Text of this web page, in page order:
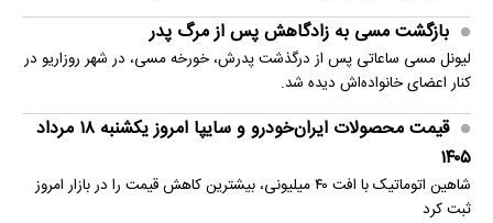
بازگشت مسی به زادگاهش پس از مرگ پدر
لیونل مسی ساعاتی پس از درگذشت پدرش، خورخه مسی، در شهر روزاریو در
کنار اعضای خانواده‌اش دیده شد.
قیمت محصولات ایران‌خودرو و سایپا امروز یکشنبه ۱۸ مرداد
۱۴۰۵
شاهین اتوماتیک با افت ۴۰ میلیونی، بیشترین کاهش قیمت را در بازار امروز
ثبت کرد